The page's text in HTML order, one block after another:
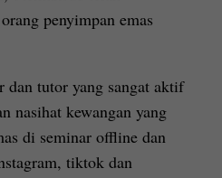
penyimpan emas
dan tutor yang sangat aktif
nasihat kewangan yang
di seminar offline dan
tiktok dan